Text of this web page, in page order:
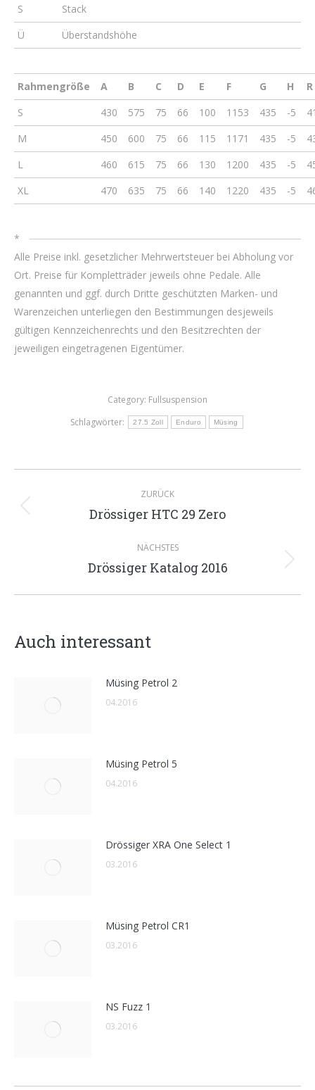
S
Stack
Ü
Überstandshöhe
Rahmengröße A B C D E F G H
R
S
430 575 75 66 100 1153 435 -5
M
450 600 75 66 115 1171 435 -5
L
460 615 75 66 130 1200 435 -5
XL
470 635 75 66 140 1220 435 -5
*
Alle Preise inkl. gesetzlicher Mehrwertsteuer bei Abholung vor
Ort. Preise für Kompletträder jeweils ohne Pedale. Alle
genannten und ggf. durch Dritte geschützten Marken- und
Warenzeichen unterliegen den Bestimmungen desjeweils
gültigen Kennzeichenrechts und den Besitzrechten der
jeweiligen eingetragenen Eigentümer.
Category: Fullsuspension
Schlagwörter:
27.5 Zoll Enduro Müsing
Kommentarnavigation
ZURÜCK
Vorheriger
Drössiger HTC 29 Zero
NÄCHSTES
Nächster
Drössiger Katalog 2016
Auch interessant
Müsing Petrol 2
04.2016
Müsing Petrol 5
04.2016
Drössiger XRA One Select 1
03.2016
Müsing Petrol CR1
03.2016
NS Fuzz 1
03.2016